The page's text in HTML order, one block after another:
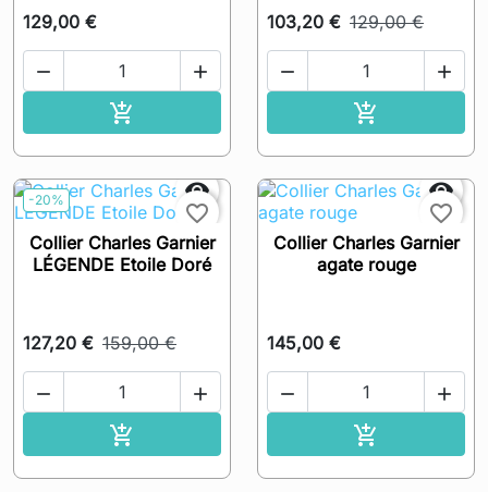
129,00 €
 

103,20 € 129,00 €
 

-20%

favorite_border
Collier Charles Garnier
LÉGENDE Etoile Doré
127,20 € 159,00 €
 


favorite_border
Collier Charles Garnier
agate rouge
145,00 €
 
